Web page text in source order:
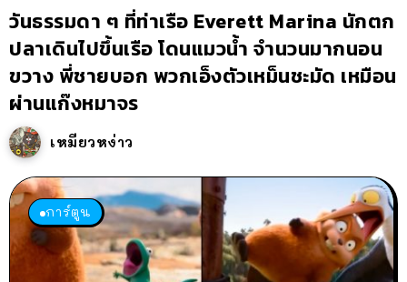
วันธรรมดา ๆ ที่ท่าเรือ Everett Marina นักตก
ปลาเดินไปขึ้นเรือ โดนแมวน้ำ จำนวนมากนอน
ขวาง พี่ชายบอก พวกเอ็งตัวเหม็นชะมัด เหมือน
ผ่านแก๊งหมาจร
เหมียวหง่าว
การ์ตูน